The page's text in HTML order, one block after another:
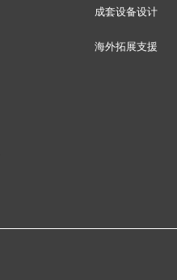
成套设备设计
海外拓展支援